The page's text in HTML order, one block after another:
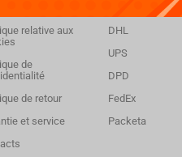
relative aux
de
de retour
et service
DHL
UPS
DPD
FedEx
Packeta